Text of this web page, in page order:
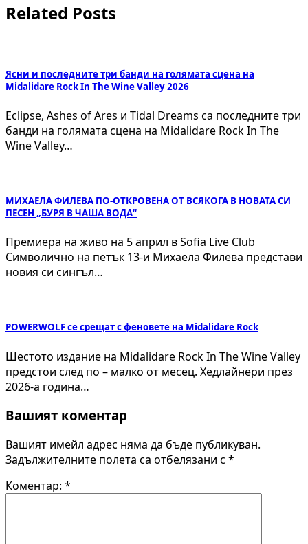
Related Posts
Ясни и последните три банди на голямата сцена на
Midalidare Rock In The Wine Valley 2026
Eclipse, Ashes of Ares и Tidal Dreams са последните три
банди на голямата сцена на Midalidare Rock In The
Wine Valley…
МИХАЕЛА ФИЛЕВА ПО-ОТКРОВЕНА ОТ ВСЯКОГА В НОВАТА СИ
ПЕСЕН „БУРЯ В ЧАША ВОДА“
Премиера на живо на 5 април в Sofia Live Club
Символично на петък 13-и Михаела Филева представи
новия си сингъл…
POWERWOLF се срещат с феновете на Midalidare Rock
Шестото издание на Midalidare Rock In The Wine Valley
предстои след по – малко от месец. Хедлайнери през
2026-а година…
Вашият коментар
Вашият имейл адрес няма да бъде публикуван.
Задължителните полета са отбелязани с *
Коментар: *